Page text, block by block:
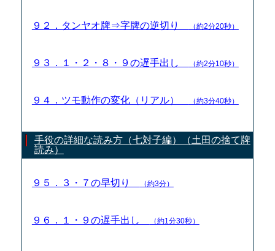
９２．タンヤオ牌⇒字牌の逆切り （約2分20秒）
９３．１・２・８・９の遅手出し （約2分10秒）
９４．ツモ動作の変化（リアル） （約3分40秒）
手役の詳細な読み方（七対子編）（土田の捨て牌
読み）
９５．３・７の早切り （約3分）
９６．１・９の遅手出し （約1分30秒）